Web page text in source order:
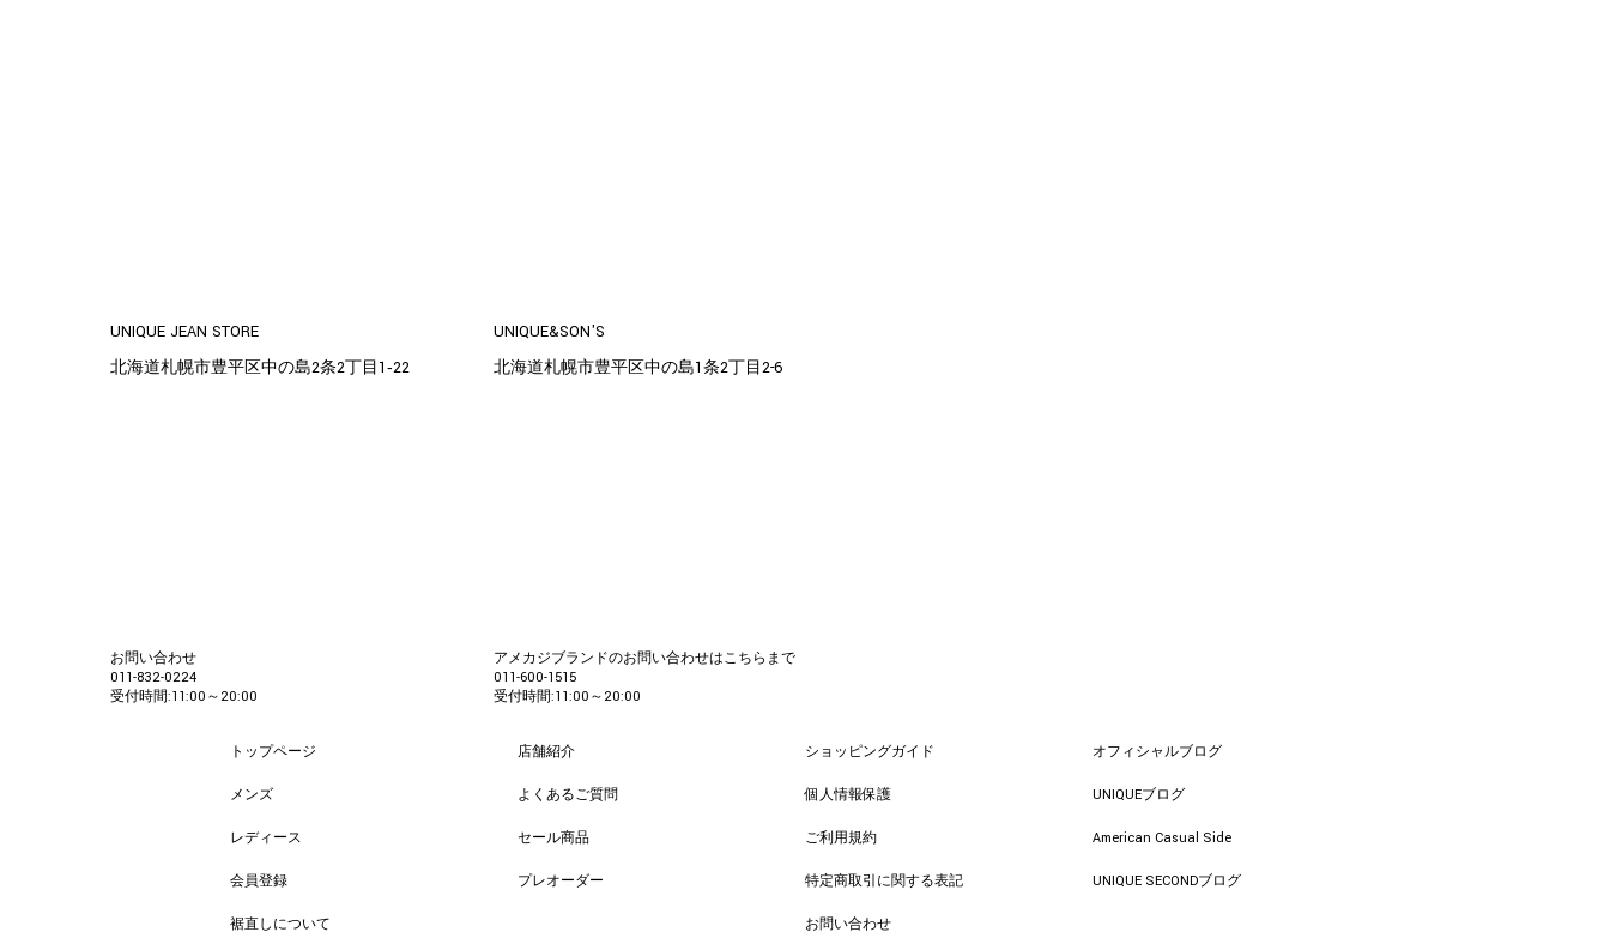
UNIQUE JEAN STORE
北海道札幌市豊平区中の島2条2丁目1‐22
お問い合わせ
011-832-0224
受付時間:11:00～20:00
UNIQUE&SON'S
北海道札幌市豊平区中の島1条2丁目2-6
アメカジブランドのお問い合わせはこちらまで
011-600-1515
受付時間:11:00～20:00
トップページ
メンズ
レディース
会員登録
裾直しについて
店舗紹介
よくあるご質問
セール商品
プレオーダー
ショッピングガイド
個人情報保護
ご利用規約
特定商取引に関する表記
お問い合わせ
オフィシャルブログ
UNIQUEブログ
American Casual Side
UNIQUE SECONDブログ